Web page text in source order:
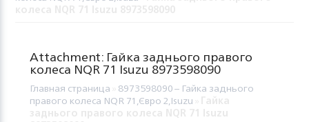
Attachment: Гайка заднього правого
колеса NQR 71 Isuzu 8973598090
Главная страница 8973598090 – Гайка заднього
правого колеса NQR 71,Євро 2,Isuzu